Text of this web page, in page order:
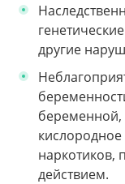
другие
беременной,
кислородное
наркотиков,
действием.